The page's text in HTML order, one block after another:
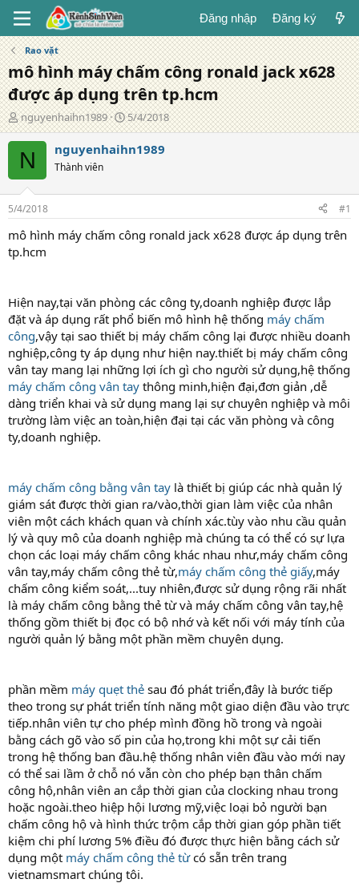
Đăng nhập Đăng ký
Rao vặt
mô hình máy chấm công ronald jack x628
được áp dụng trên tp.hcm
T
á
c
g
ả
nguyenhaihn1989
N
g
à
g
5/4/2018
N nguyenhaihn1989
Thành viên
5/4/2018 #1
mô hình máy chấm công ronald jack x628 được áp dụng trên
tp.hcm
Hiện nay,tại văn phòng các công ty,doanh nghiệp được lắp
đặt và áp dụng rất phổ biến mô hình hệ thống máy chấm
công,vậy tại sao thiết bị máy chấm công lại được nhiều doanh
nghiệp,công ty áp dụng như hiện nay.thiết bị máy chấm công
vân tay mang lại những lợi ích gì cho người sử dụng,hệ thống
máy chấm công vân tay thông minh,hiện đại,đơn giản ,dễ
dàng triển khai và sử dụng mang lại sự chuyên nghiệp và môi
trường làm việc an toàn,hiện đại tại các văn phòng và công
ty,doanh nghiệp.
máy chấm công bằng vân tay là thiết bị giúp các nhà quản lý
giám sát được thời gian ra/vào,thời gian làm việc của nhân
viên một cách khách quan và chính xác.tùy vào nhu cầu quản
lý và quy mô của doanh nghiệp mà chúng ta có thể có sự lựa
chọn các loại máy chấm công khác nhau như,máy chấm công
vân tay,máy chấm công thẻ từ,máy chấm công thẻ giấy,máy
chấm công kiểm soát,...tuy nhiên,được sử dụng rộng rãi nhất
là máy chấm công bằng thẻ từ và máy chấm công vân tay,hệ
thống gồm thiết bị đọc có bộ nhớ và kết nối với máy tính của
người quản lý bằng một phần mềm chuyên dụng.
phần mềm máy quẹt thẻ sau đó phát triển,đây là bước tiếp
theo trong sự phát triển tính năng một giao diện đầu vào trực
tiếp.nhân viên tự cho phép mình đồng hồ trong và ngoài
bằng cách gõ vào số pin của họ,trong khi một sự cải tiến
trong hệ thống ban đầu.hệ thống nhân viên đầu vào mới nay
có thể sai lầm ở chỗ nó vẫn còn cho phép bạn thân chấm
công hộ,nhân viên an cắp thời gian của clocking nhau trong
hoặc ngoài.theo hiệp hội lương mỹ,việc loại bỏ người bạn
chấm công hộ và hình thức trộm cắp thời gian góp phần tiết
kiệm chi phí lương 5% điều đó được thực hiện bằng cách sử
dụng một máy chấm công thẻ từcó sẵn trên trang
vietnamsmart chúng tôi.